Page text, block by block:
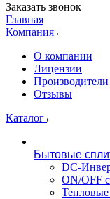
Заказать звонок
Главная
Компания
О компании
Лицензии
Производители
Отзывы
Каталог
Бытовые
DC-
ON/OFF